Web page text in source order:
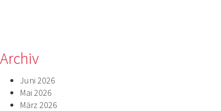
Archiv
Juni 2026
Mai 2026
März 2026